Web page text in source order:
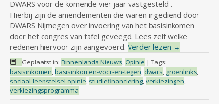
DWARS voor de komende vier jaar vastgesteld .
Hierbij zijn de amendementen die waren ingediend door
DWARS Nijmegen over invoering van het basisinkomen
door het congres van tafel geveegd. Lees zelf welke
redenen hiervoor zijn aangevoerd. Verder lezen →
Geplaatst in: Binnenlands Nieuws, Opinie | Tags:
basisinkomen,basisinkomen-voor-en-tegen, dwars, groenlinks,
sociaal-leenstelsel-opinie, studiefinanciering,verkiezingen,
verkiezingsprogramma